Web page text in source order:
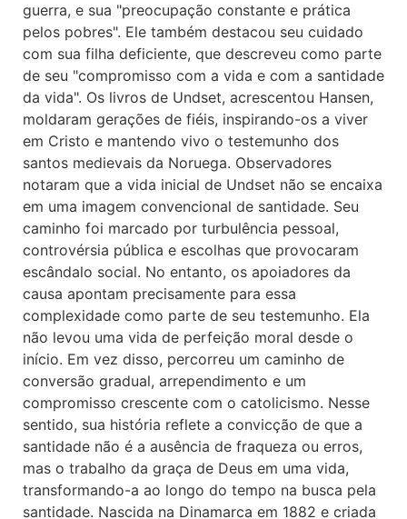
guerra, e sua "preocupação constante e prática
pelos pobres". Ele também destacou seu cuidado
com sua filha deficiente, que descreveu como parte
de seu "compromisso com a vida e com a santidade
da vida". Os livros de Undset, acrescentou Hansen,
moldaram gerações de fiéis, inspirando-os a viver
em Cristo e mantendo vivo o testemunho dos
santos medievais da Noruega. Observadores
notaram que a vida inicial de Undset não se encaixa
em uma imagem convencional de santidade. Seu
caminho foi marcado por turbulência pessoal,
controvérsia pública e escolhas que provocaram
escândalo social. No entanto, os apoiadores da
causa apontam precisamente para essa
complexidade como parte de seu testemunho. Ela
não levou uma vida de perfeição moral desde o
início. Em vez disso, percorreu um caminho de
conversão gradual, arrependimento e um
compromisso crescente com o catolicismo. Nesse
sentido, sua história reflete a convicção de que a
santidade não é a ausência de fraqueza ou erros,
mas o trabalho da graça de Deus em uma vida,
transformando-a ao longo do tempo na busca pela
santidade. Nascida na Dinamarca em 1882 e criada